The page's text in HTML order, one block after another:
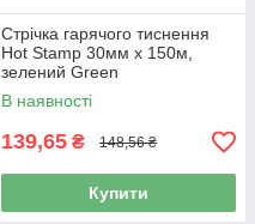
Стрічка гарячого тиснення
Hot Stamp 30мм x 150м,
зелений Green
В наявності
139,65 ₴ 148,56 ₴
Купити